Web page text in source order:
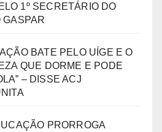
1º SECRETÁRIO DO
GASPAR
BATE PELO UÍGE E O
QUE DORME E PODE
– DISSE ACJ
PRORROGA